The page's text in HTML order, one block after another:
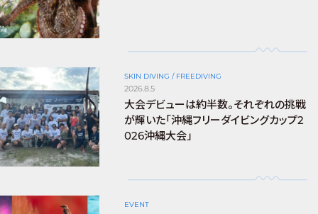
SKIN DIVING / FREEDIVING
2026.8.5
大会デビューは約半数。それぞれの挑戦
が輝いた「沖縄フリーダイビングカップ2
026沖縄大会」
EVENT